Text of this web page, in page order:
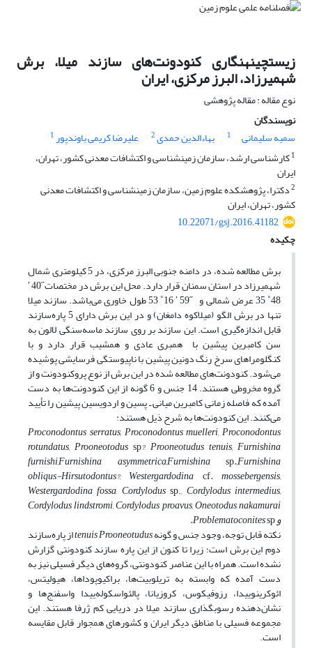
زیست‎چینه‎نگاری کنودونت‌های سازند میلا، برش
شهمیرزاد، البرز مرکزی، ایران
نوع مقاله : مقاله پژوهشی
نویسندگان
سمیه سلیمانی
1 بهاءالدین حمدی2 علیرضا کریمی باوندپور1
1
کارشناسی ارشد، سازمان زمین‎شناسی و اکتشافات معدنی کشور، تهران،
ایران
2 دکترا، پژوهشکده علوم زمین، سازمان زمین‎شناسی و اکتشافات معدنی
کشور، تهران، ایران
10.22071/gsj.2016.41182
چکیده
برش مطالعه ‌شده، در دامنه جنوبی البرز مرکزی، در 5 کیلومتری شمال
شهمیرزاد در استان سمنان قرار دارد. محل این برش در مختصات˝40 ʹ
48˚ 35 عرض شمالی و ˝59 ʹ 16˚ 53 طول خاوری می‌باشد. سازند میلا
تنها در برش الگو (میلاکوه دامغان) و در این برش دارای 5 پاره‌سازند
قابل اندازه‌گیری است. این سازند بر روی سازند ماسه‌سنگی لالون به
سن کامبرین پیشین با همبری عادی و همشیب قرار دارد و با
کنگلومراهای سرخ رنگ دونین پیشین با ناپیوستگی فرسایشی پوشیده
می‌شود. کنودونت‌های مطالعه شده در این برش از نوع پروکنودونت و از
گروه مخروطی هستند. 14 جنس و 6 گونه از این کنودونت‌ها به دست
آمده که فاصله زمانی کامبرین میانی ـ پسین و اردویسین پیشین را تأیید
می‌کنند. این کنودونت‌ها به شرح ذیل هستند:
Proconodontusserratus, Proconodontus muelleri, Proconodontus
rotundatus, Prooneotodus sp?, Prooneotudus tenuis, Furnishina
furnishi,Furnishina asymmetrica,Furnishina sp.,Furnishina
obliqus-Hirsutodontus?, Westergardodina cf. mossebergensis,
Westergardodina fossa, Cordylodussp., Cordylodus intermedius,
Cordylodus lindstromi, Cordylodus proavus, Oneotodus nakamurai
و Problematoconitessp
.
نکته قابل توجه، وجود جنس و گونه tenuisProoneotudus از پاره‌سازند
دوم این برش است؛ زیرا تا کنون از این پاره سازند کنودونتی گزارش
نشده‌ است. همراه با این عناصر کنودونتی، گروه‌های دیگر فسیلی نیز به‌
دست آمده که وابسته به تریلوبیت‌ها، براکیوپوداها، هیولیتس،
ائوکرینوییدا، رزوفیکوس، کروزیانا، پالئواسکوله‌ییدا واسفنج‌ها و
نشان‌دهنده رسوب‎گذاری سازند میلا در دریایی کم ژرفا هستند. این
مجموعه فسیلی با مناطق دیگر ایران و کشورهای همجوار قابل مقایسه
است.